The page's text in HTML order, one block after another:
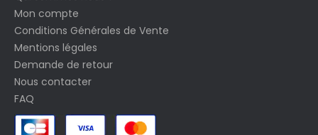
Mon compte
Conditions Générales de Vente
Mentions légales
Demande de retour
Nous contacter
FAQ